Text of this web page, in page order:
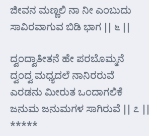
ಜೀವನ ಮಣ್ಣಲಿ ನಾ ನೀ ಎಂಬುದು
ಸಾವಿರವಾಗುವ ಬಿಡಿ ಭಾಗ || ೬ ||
ದ್ವಂದ್ವಾತೀತನೆ ಹೇ ಪರಬೊಮ್ಮನೆ
ದ್ವಂದ್ವ ಮಧ್ಯದಲೆ ನಾನಿರರುವೆ
ಎರಡನು ಮೀರುತ ಒಂದಾಗಲಿಕೆ
ಜನುಮ ಜನುಮಗಳ ಸಾಗಿರುವೆ || ೭ ||
*****